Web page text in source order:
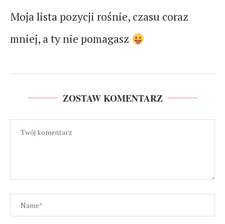
Moja lista pozycji rośnie, czasu coraz
mniej, a ty nie pomagasz
ZOSTAW KOMENTARZ